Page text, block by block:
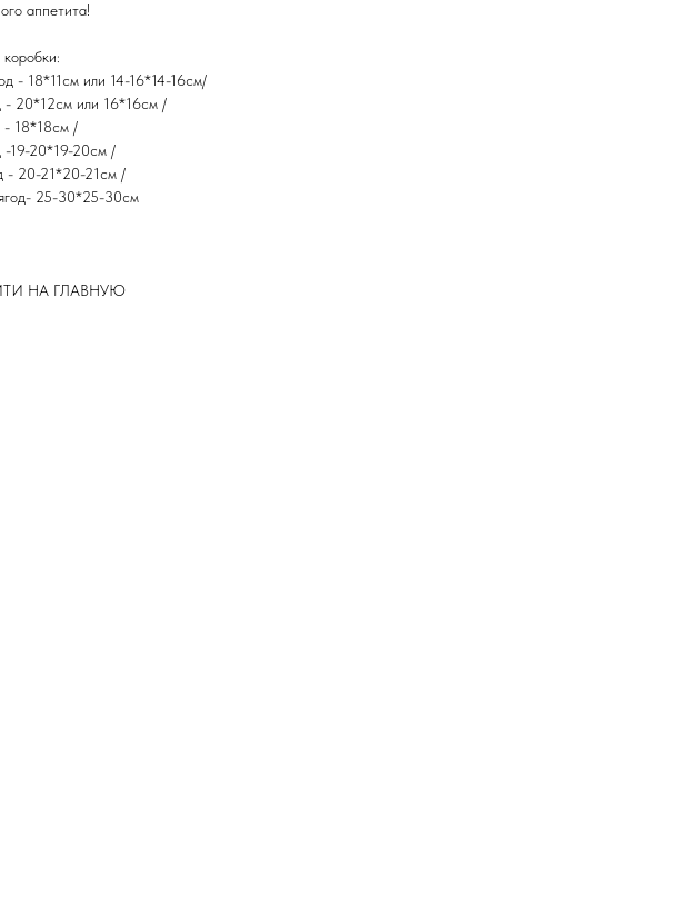
аппетита!
- 18*11см или 14-16*14-16см/
- 20*12см или 16*16см /
- 18*18см /
-19-20*19-20см /
- 20-21*20-21см /
25-30*25-30см
НА ГЛАВНУЮ